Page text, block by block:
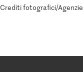
Crediti fotografici/Agenzie